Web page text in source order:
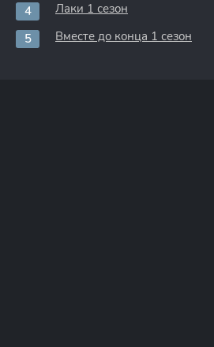
Лаки 1 сезон
Вместе до конца 1 сезон